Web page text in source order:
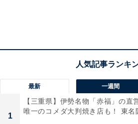
使用できるのはメルカリの全ての
してメルカリストアの商品です。
では使用できません。
最新 一週間
1
【三重県】伊勢名物「赤福」の直
唯一のコメダ大判焼き店も！ 東名